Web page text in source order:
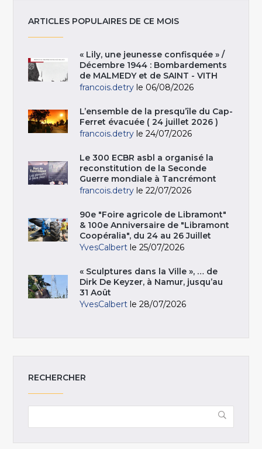
ARTICLES POPULAIRES DE CE MOIS
« Lily, une jeunesse confisquée » /
Décembre 1944 : Bombardements
de MALMEDY et de SAINT - VITH
francois.detry le 06/08/2026
L’ensemble de la presqu’île du Cap-
Ferret évacuée ( 24 juillet 2026 )
francois.detry le 24/07/2026
Le 300 ECBR asbl a organisé la
reconstitution de la Seconde
Guerre mondiale à Tancrémont
francois.detry le 22/07/2026
90e "Foire agricole de Libramont"
& 100e Anniversaire de "Libramont
Coopéralia", du 24 au 26 Juillet
YvesCalbert le 25/07/2026
« Sculptures dans la Ville », … de
Dirk De Keyzer, à Namur, jusqu’au
31 Août
YvesCalbert le 28/07/2026
RECHERCHER